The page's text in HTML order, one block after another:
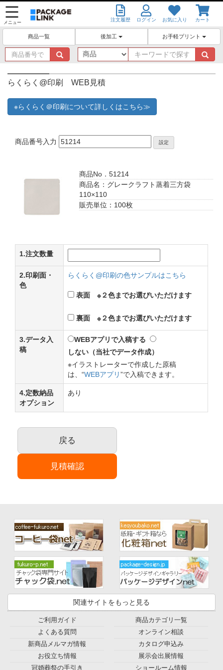
メニュー 注文履歴 ログイン お気に入り カート
商品一覧 後加工 お手軽プリント
商
品
番
号
す
キ
ー
ワ
らくらく@印刷 WEB見積
※らくらく＠印刷について詳しくはこちら≫
商品番号入力 設定
商品No．51214
商品名：グレークラフト蒸着三方袋
110×110
販売単位：100枚
1.注文数量
2.印刷面・
色
らくらく@印刷の色サンプルはこちら
表面 ※２色までお選びいただけます
裏面 ※２色までお選びいただけます
3.データ入
稿
WEBアプリで入稿する
しない（当社でデータ作成）
※イラストレーターで作成した原稿
は、“WEBアプリ”で入稿できます。
4.定数納品
オプション
あり
戻る
見積確認
関連サイトをもっと見る
ご利用ガイド
よくある質問
新商品メルマガ情報
お役立ち情報
冠婚葬祭の手引き
商品カテゴリ一覧
オンライン相談
カタログ申込み
展示会出展情報
ショールーム情報